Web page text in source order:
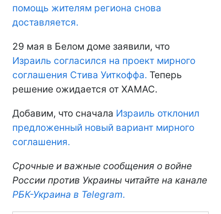
помощь жителям региона снова
доставляется.
29 мая в Белом доме заявили, что
Израиль согласился на проект мирного
соглашения Стива Уиткоффа. Теперь
решение ожидается от ХАМАС.
Добавим, что сначала Израиль отклонил
предложенный новый вариант мирного
соглашения.
Срочные и важные сообщения о войне
России против Украины читайте на канале
РБК-Украина в Telegram.